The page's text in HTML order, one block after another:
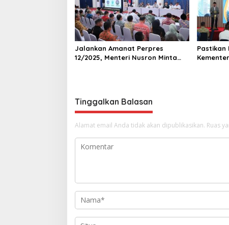
Jalankan Amanat Perpres
12/2025, Menteri Nusron Minta
Pastikan
Tinggalkan Balasan
Alamat email Anda tidak akan dipublikasikan. Ruas